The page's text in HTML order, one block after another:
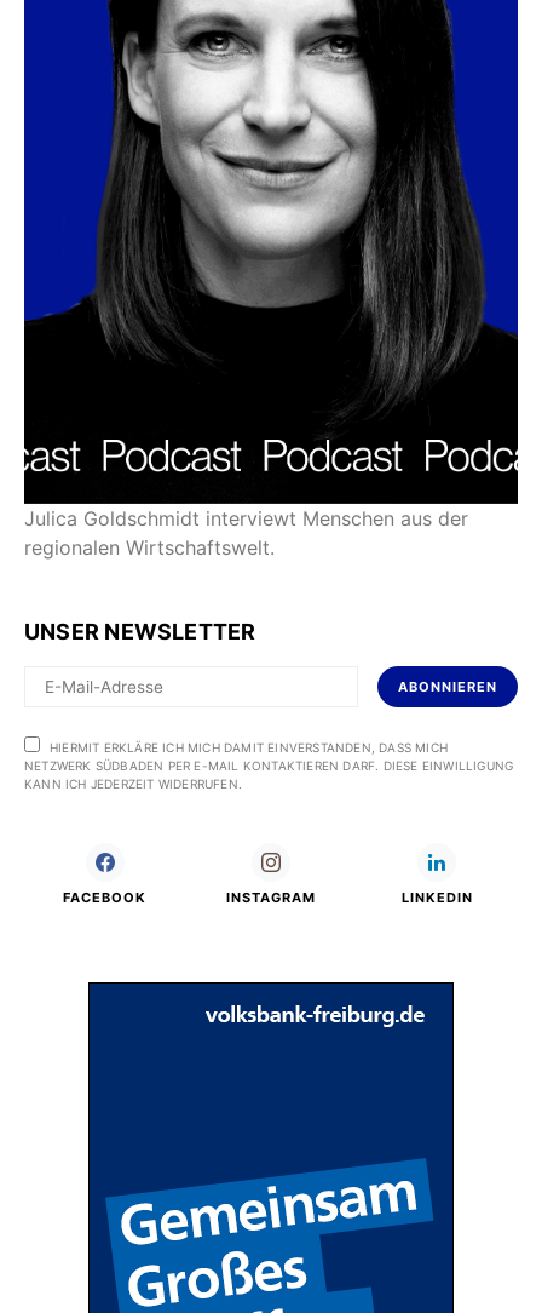
Julica Goldschmidt interviewt Menschen aus der
regionalen Wirtschaftswelt.
UNSER NEWSLETTER
ABONNIEREN
HIERMIT ERKLÄRE ICH MICH DAMIT EINVERSTANDEN, DASS MICH
NETZWERK SÜDBADEN PER E-MAIL KONTAKTIEREN DARF. DIESE EINWILLIGUNG
KANN ICH JEDERZEIT WIDERRUFEN.
FACEBOOK INSTAGRAM LINKEDIN